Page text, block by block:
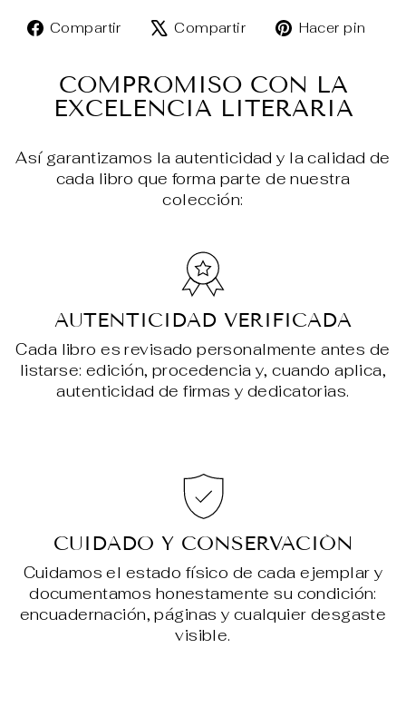
Compartir
Compartir
Compartir
TuitearHacer pin
COMPROMISO CON LA
EXCELENCIA LITERARIA
Así garantizamos la autenticidad y la calidad de
cada libro que forma parte de nuestra
colección:
AUTENTICIDAD VERIFICADA
Cada libro es revisado personalmente antes de
listarse: edición, procedencia y, cuando aplica,
autenticidad de firmas y dedicatorias.
CUIDADO Y CONSERVACIÓN
Cuidamos el estado físico de cada ejemplar y
documentamos honestamente su condición:
encuadernación, páginas y cualquier desgaste
visible.